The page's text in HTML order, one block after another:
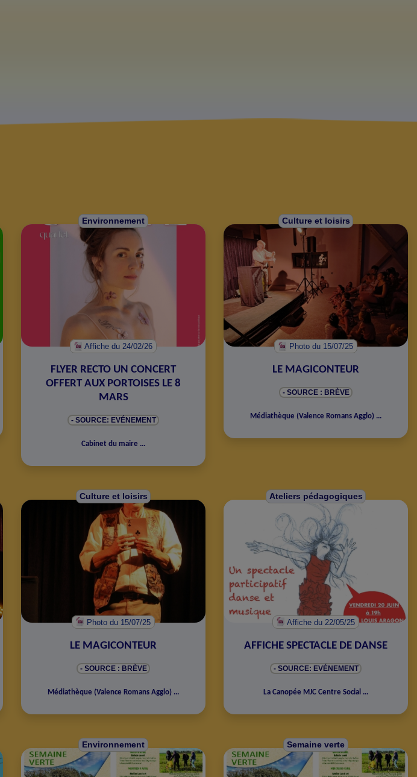
Environnement
Affichedu 24/02/26
FLYER RECTO UN CONCERT
OFFERT AUX PORTOISES LE 8
MARS
- SOURCE: EVÉNEMENT
Cabinet du maire ...
Culture et loisirs
Photodu 15/07/25
LE MAGICONTEUR
- SOURCE : BRÈVE
Médiathèque (Valence Romans Agglo) ...
Culture et loisirs
Photodu 15/07/25
LE MAGICONTEUR
- SOURCE : BRÈVE
Médiathèque (Valence Romans Agglo) ...
Ateliers pédagogiques
Affichedu 22/05/25
AFFICHE SPECTACLE DE DANSE
- SOURCE: EVÉNEMENT
La Canopée MJC Centre Social ...
Environnement Semaine verte